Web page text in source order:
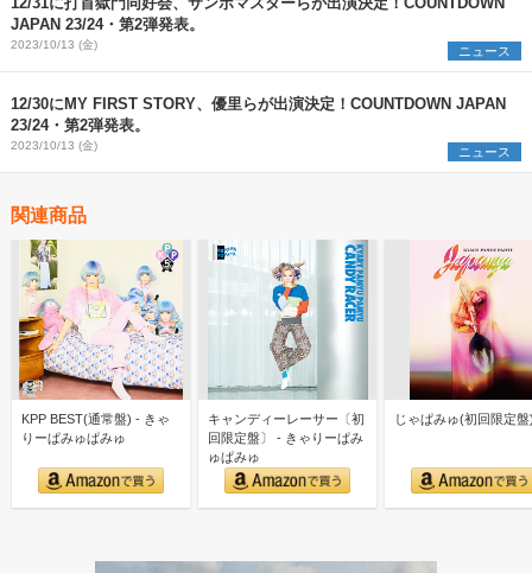
JAPAN 23/24・第2弾発表。
2023/10/13 (金) ニュース
12/30にMY FIRST STORY、優里らが出演決定！COUNTDOWN JAPAN
23/24・第2弾発表。
2023/10/13 (金) ニュース
関連商品
KPP BEST(通常盤) - きゃ
りーぱみゅぱみゅ
キャンディーレーサー〔初
回限定盤〕 - きゃりーぱみ
ゅぱみゅ
じゃぱみゅ(初回限定盤